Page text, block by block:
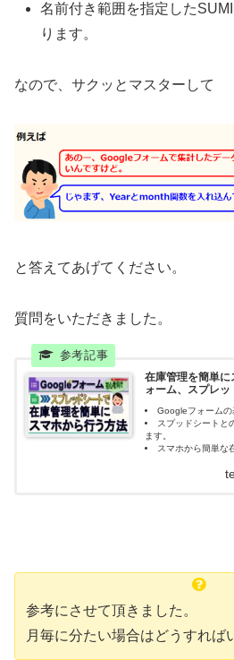
名前付き範囲を指定した
ります。
なので、サクッとマスターして
と答えてあげてください。
質問をいただきました。
在庫管理を簡単
ォーム、スプレッ
Googleフォームの
スプッドシートと
ます。
スマホから簡単な
参考にさせて頂きました。
月毎に分たい場合はどうすれば